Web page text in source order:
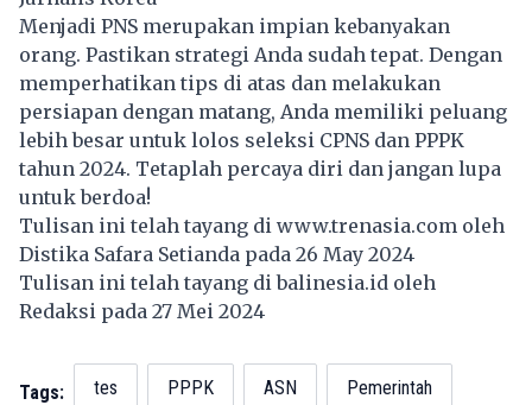
Menjadi PNS merupakan impian kebanyakan
orang. Pastikan strategi Anda sudah tepat. Dengan
memperhatikan tips di atas dan melakukan
persiapan dengan matang, Anda memiliki peluang
lebih besar untuk lolos seleksi CPNS dan PPPK
tahun 2024. Tetaplah percaya diri dan jangan lupa
untuk berdoa!
Tulisan ini telah tayang di www.trenasia.com oleh
Distika Safara Setianda pada 26 May 2024
Tulisan ini telah tayang dibalinesia.id oleh
Redaksi pada 27 Mei 2024
Tags: tes PPPK ASN Pemerintah